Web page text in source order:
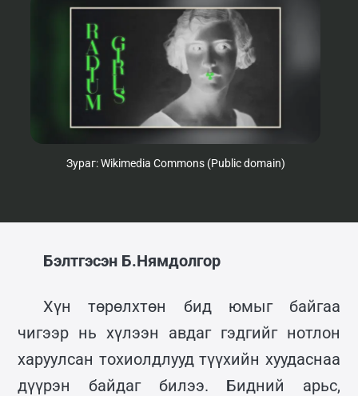
Зураг: Wikimedia Commons (Public domain)
Бэлтгэсэн Б.Нямдолгор
Хүн төрөлхтөн бид юмыг байгаа
чигээр нь хүлээн авдаг гэдгийг нотлон
харуулсан тохиолдлууд түүхийн хуудаснаа
дүүрэн байдаг билээ. Бидний арьс,